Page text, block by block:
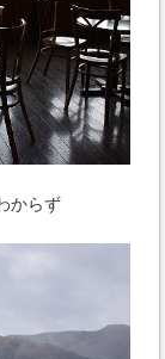
からず